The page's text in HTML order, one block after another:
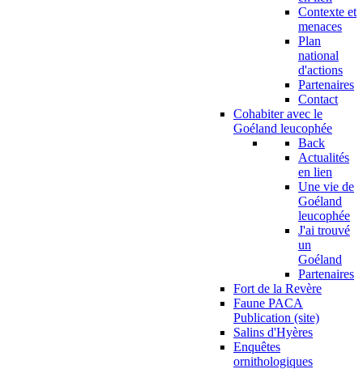
Contexte et
menaces
Plan
national
d'actions
Partenaires
Contact
Cohabiter avec le
Goéland leucophée
Back
Actualités
en lien
Une vie de
Goéland
leucophée
J'ai trouvé
un
Goéland
Partenaires
Fort de la Revère
Faune PACA
Publication (site)
Salins d'Hyères
Enquêtes
ornithologiques